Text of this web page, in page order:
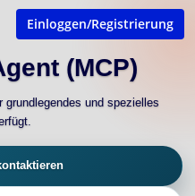
Einloggen/Registrierung
(MCP)
grundlegendes und spezielles